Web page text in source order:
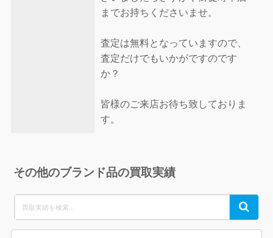
までお持ちくださいませ。
査定は無料となっていますので、
査定だけでもいかがですのです
か？
皆様のご来店お待ち致しておりま
す。
その他のブランド品の買取実績
for:
Search